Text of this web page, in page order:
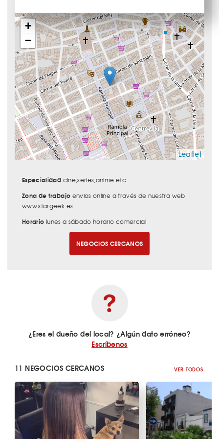
+
−
Leaflet
Especialidad cine,series,anime etc...
Zona de trabajo envios online a través de nuestra web
www.stargeek.es
Horario lunes a sábado horario comercial
NEGOCIOS CERCANOS
¿Eres el dueño del local? ¿Algún dato erróneo?
Escríbenos
11 NEGOCIOS CERCANOS VER TODOS